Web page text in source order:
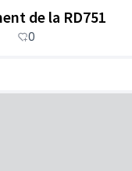
de la RD751
0